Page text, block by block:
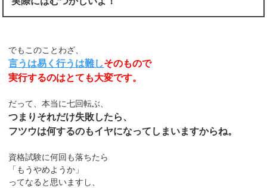
でもこのことわざ、
言うは易く行うは難しそのもので
実行するのはとても大変です。
だって、本当に七回転ぶ、
つまりそれだけ失敗したら、
フツウは何するのもイヤになってしまいますからね。
資格試験に何回も落ちたら
「もうやめようか」
ってなると思いますし、